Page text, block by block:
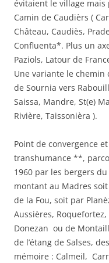
évitaient le village
Camin de Caudièrs (
Château, Caudiès,
Confluenta*. Plus un
Paziols, Latour de
Une variante le
de Sournia vers
Saissa, Mandre, St(e)
Rivière, Taissonièra ).
Point de convergence
transhumance **,
1960 par les bergers
montant au Madres
de la Fou, soit par
Aussières,
Donezan ou de
de l’étang de Salses,
mémoire : Calmeil,